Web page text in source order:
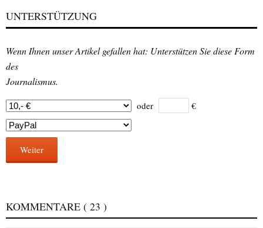
UNTERSTÜTZUNG
Wenn Ihnen unser Artikel gefallen hat: Unterstützen Sie diese Form
des
Journalismus.
oder €
Weiter
KOMMENTARE ( 23 )